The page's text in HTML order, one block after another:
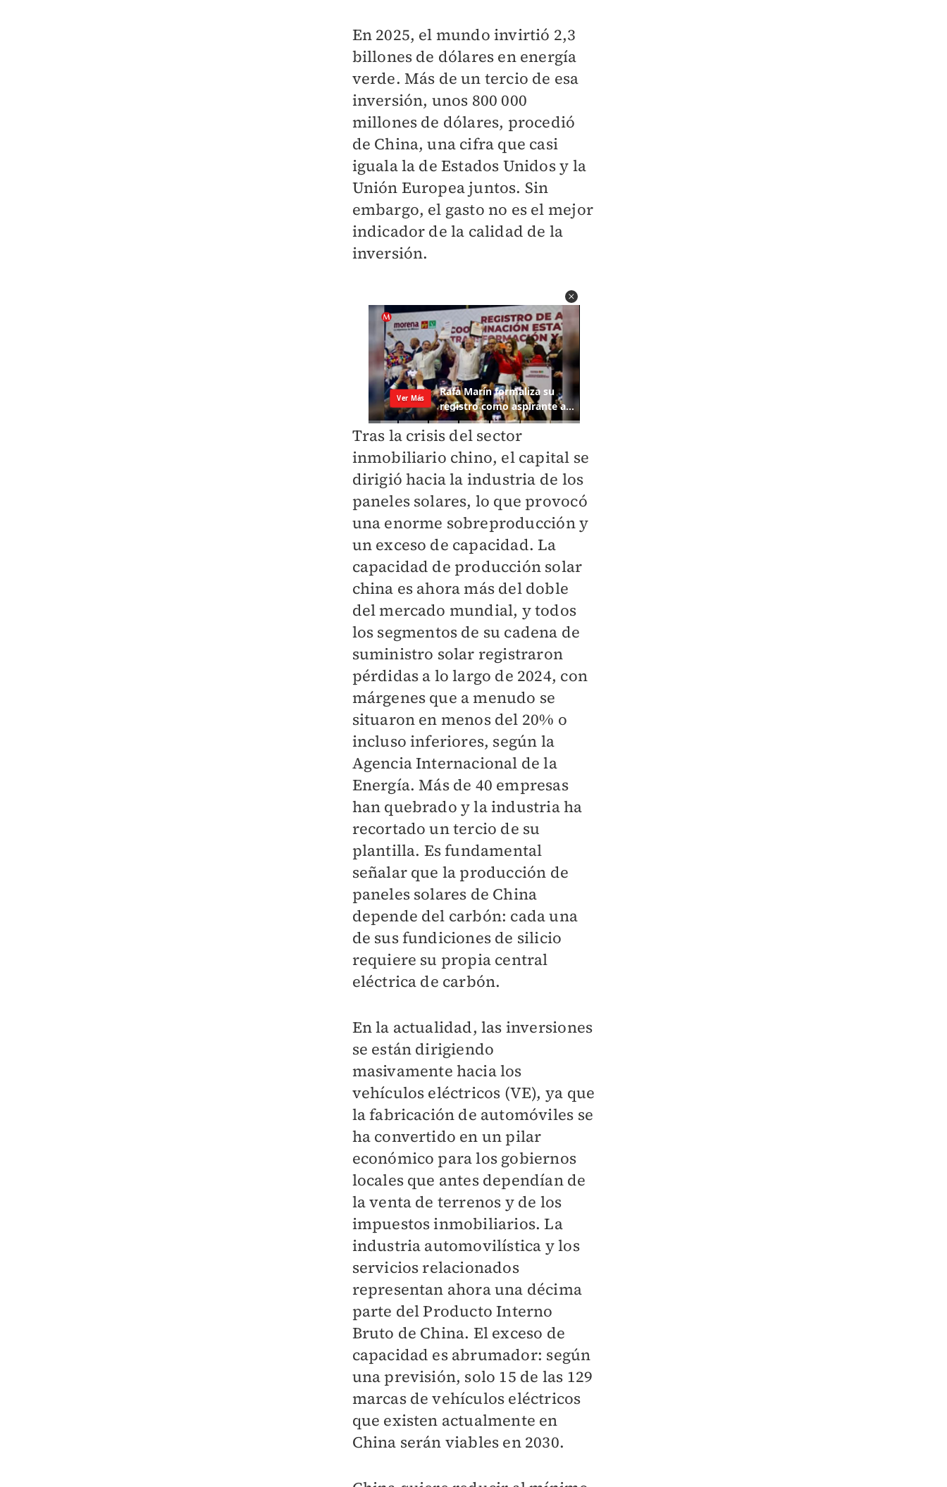
En 2025, el mundo invirtió 2,3
billones de dólares en energía
verde. Más de un tercio de esa
inversión, unos 800 000
millones de dólares, procedió
de China, una cifra que casi
iguala la de Estados Unidos y la
Unión Europea juntos. Sin
embargo, el gasto no es el mejor
indicador de la calidad de la
inversión.
Tras la crisis del sector
inmobiliario chino, el capital se
dirigió hacia la industria de los
paneles solares, lo que provocó
una enorme sobreproducción y
un exceso de capacidad. La
capacidad de producción solar
china es ahora más del doble
del mercado mundial, y todos
los segmentos de su cadena de
suministro solar registraron
pérdidas a lo largo de 2024, con
márgenes que a menudo se
situaron en menos del 20% o
incluso inferiores, según la
Agencia Internacional de la
Energía. Más de 40 empresas
han quebrado y la industria ha
recortado un tercio de su
plantilla. Es fundamental
señalar que la producción de
paneles solares de China
depende del carbón: cada una
de sus fundiciones de silicio
requiere su propia central
eléctrica de carbón.
En la actualidad, las inversiones
se están dirigiendo
masivamente hacia los
vehículos eléctricos (VE), ya que
la fabricación de automóviles se
ha convertido en un pilar
económico para los gobiernos
locales que antes dependían de
la venta de terrenos y de los
impuestos inmobiliarios. La
industria automovilística y los
servicios relacionados
representan ahora una décima
parte del Producto Interno
Bruto de China. El exceso de
capacidad es abrumador: según
una previsión, solo 15 de las 129
marcas de vehículos eléctricos
que existen actualmente en
China serán viables en 2030.